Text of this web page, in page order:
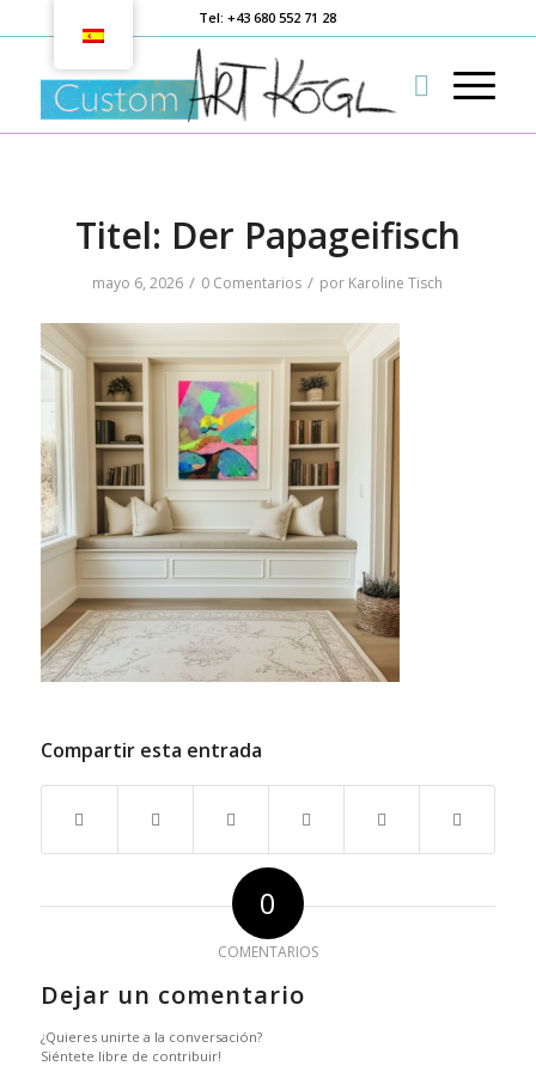
Tel: +43 680 552 71 28
Titel: Der Papageifisch
mayo 6, 2026 / 0 Comentarios / por Karoline Tisch
Compartir esta entrada
0
COMENTARIOS
Dejar un comentario
¿Quieres unirte a la conversación?
Siéntete libre de contribuir!